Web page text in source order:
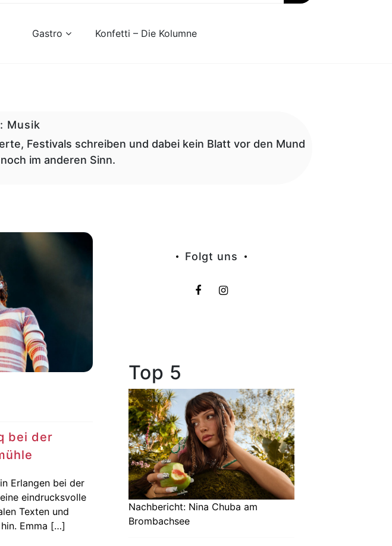
Gastro Konfetti – Die Kolumne
Musik
Festivals schreiben und dabei kein Blatt vor den Mund
im anderen Sinn.
bei der
Erlangen bei der
eindrucksvolle
Texten und
Emma […]
Folgt uns
Top 5
Nachbericht: Nina Chuba am
Brombachsee